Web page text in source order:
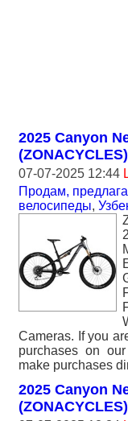
2025 Canyon
(ZONACYCLES)
07-07-2025 12:44
Продам,
велосипеды,
Cameras. If you
purchases on
make purchases
2025 Canyon
(ZONACYCLES)